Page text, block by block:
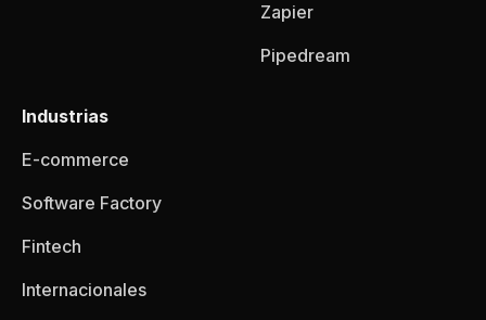
Zapier
Pipedream
Industrias
E-commerce
Software Factory
Fintech
Internacionales